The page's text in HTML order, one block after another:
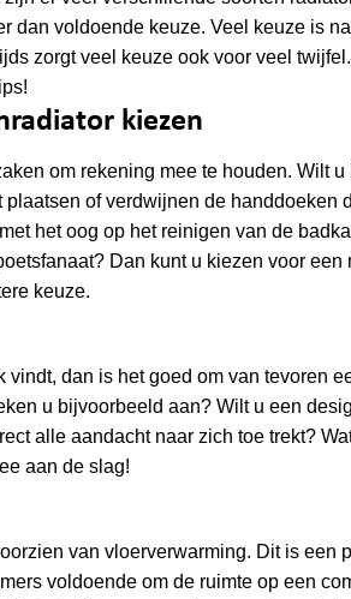
dan voldoende keuze. Veel keuze is
zorgt veel keuze ook voor veel
kiezen
om rekening mee te houden. Wilt
of verdwijnen de handdoeken
het oog op het reinigen van de
Dan kunt u kiezen voor een
keuze.
dan is het goed om van tevoren
u bijvoorbeeld aan? Wilt u een
alle aandacht naar zich toe trekt?
aan de slag!
van vloerverwarming. Dit is een
voldoende om de ruimte op een